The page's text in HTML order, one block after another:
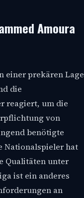
Amoura
einer prekären
die
reagiert, um die
von
benötigte
Nationalspieler hat
Qualitäten unter
ist ein anderes
an